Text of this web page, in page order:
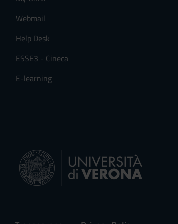
Webmail
Help Desk
ESSE3 - Cineca
E-learning